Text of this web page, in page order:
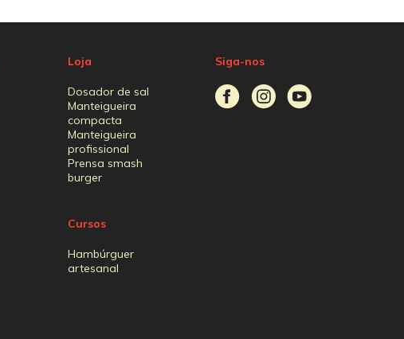
Loja
Dosador de sal
Manteigueira
compacta
Manteigueira
profissional
Prensa smash
burger
Cursos
Hambúrguer
artesanal
Siga-nos